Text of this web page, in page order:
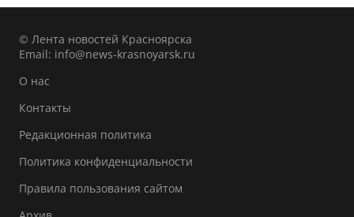
© Лента новостей Красноярска
Email: info@news-krasnoyarsk.ru
О нас
Контакты
Редакционная политика
Политика конфиденциальности
Правила пользования сайтом